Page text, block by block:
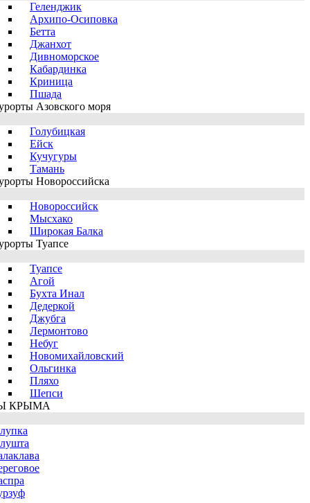
Геленджик
Архипо-Осиповка
Бетта
Джанхот
Дивноморское
Кабардинка
Криница
Пшада
Азовского моря
Голубицкая
Ейск
Кучугуры
Тамань
Новороссийска
Новороссийск
Мысхако
Широкая Балка
Туапсе
Туапсе
Агой
Бухта Инал
Дедеркой
Джубга
Лермонтово
Небуг
Новомихайловский
Ольгинка
Пляхо
Шепси
КРЫМА